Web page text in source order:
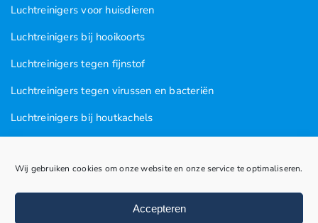
Wij gebruiken cookies om onze website en onze service te optimaliseren.
Accepteren
Luchtreinigers voor huisdieren
Luchtreinigers bij hooikoorts
Luchtreinigers tegen fijnstof
Luchtreinigers tegen virussen en bacteriën
Luchtreinigers bij houtkachels
Luchtreinigers in nagel en kapsalons
Luchtreinigers bij vogels